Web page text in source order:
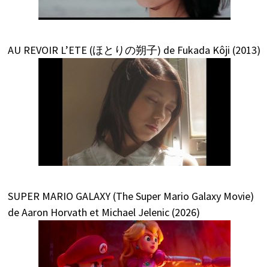
AU REVOIR L’ETE (ほとりの朔子) de Fukada Kôji (2013)
SUPER MARIO GALAXY (The Super Mario Galaxy Movie)
de Aaron Horvath et Michael Jelenic (2026)